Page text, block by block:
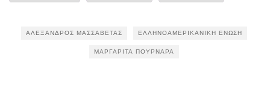
ΑΛΈΞΑΝΔΡΟΣ ΜΑΣΣΑΒΈΤΑΣ ΕΛΛΗΝΟΑΜΕΡΙΚΑΝΙΚΉ ΈΝΩΣΗ
ΜΑΡΓΑΡΊΤΑ ΠΟΥΡΝΆΡΑ